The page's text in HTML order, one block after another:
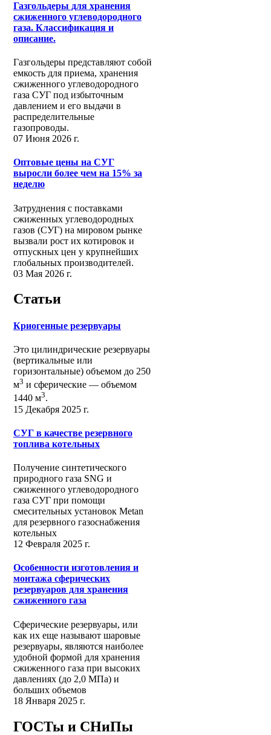
Газгольдеры для хранения
сжиженного углеводородного
газа. Классификация и
описание.
Газгольдеры представляют собой
емкость для приема, хранения
сжиженного углеводородного
газа СУГ под избыточным
давлением и его выдачи в
распределительные
газопроводы.
07 Июня 2026 г.
Оптовые цены на СУГ
выросли более чем на 15% за
неделю
Затруднения с поставками
сжиженных углеводородных
газов (СУГ) на мировом рынке
вызвали рост их котировок и
отпускных цен у крупнейших
глобальных производителей.
03 Мая 2026 г.
Статьи
Криогенные резервуары
Это цилиндрические резервуары
(вертикальные или
горизонтальные) объемом до 250
м3 и сферические ― объемом
1440 м3.
15 Декабря 2025 г.
СУГ в качестве резервного
топлива котельных
Получение синтетического
природного газа SNG и
сжиженного углеводородного
газа СУГ при помощи
смесительных установок Metan
для резервного газоснабжения
котельных
12 Февраля 2025 г.
Особенности изготовления и
монтажа сферических
резервуаров для хранения
сжиженного газа
Сферические резервуары, или
как их еще называют шаровые
резервуары, являются наиболее
удобной формой для хранения
сжиженного газа при высоких
давлениях (до 2,0 МПа) и
больших объемов
18 Января 2025 г.
ГОСТы и СНиПы